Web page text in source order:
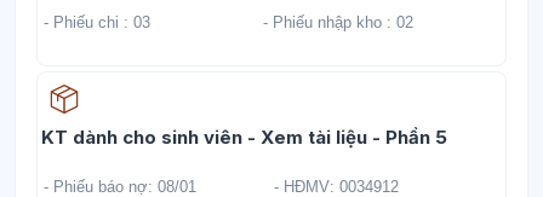
- Phiếu chi : 03
- Phiếu nhập kho : 02
KT dành cho sinh viên - Xem tài liệu - Phần 5Học liệu
- Phiếu báo nợ: 08/01
- HĐMV: 0034912